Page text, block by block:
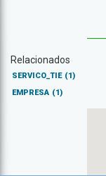
Relacionados
SERVICO_TIE (1)
EMPRESA (1)